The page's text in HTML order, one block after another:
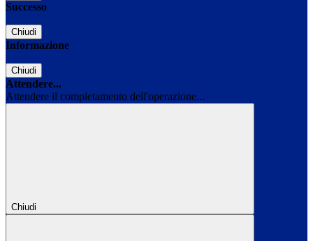
Successo
Chiudi
Informazione
Chiudi
Attendere...
Attendere il completamento dell'operazione...
Chiudi